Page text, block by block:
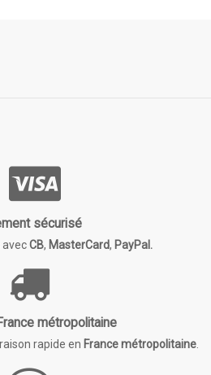
sécurisé
avecCB, MasterCard, PayPal.
métropolitaine
rapide en France métropolitaine.